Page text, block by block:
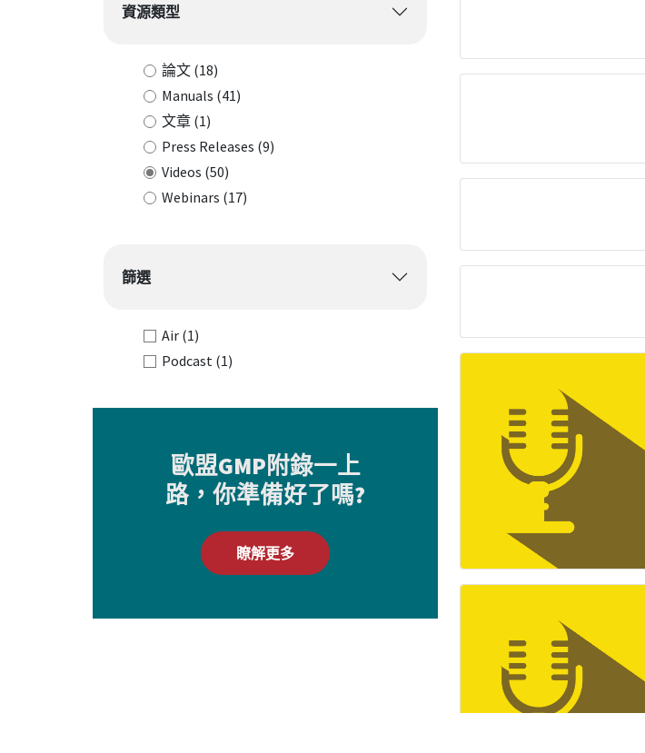
資源類型
論文 (18)
Manuals (41)
文章 (1)
Press Releases (9)
Videos (50)
Webinars (17)
篩選
Air (1)
Podcast (1)
歐盟GMP附錄一上
路，你準備好了嗎?
瞭解更多